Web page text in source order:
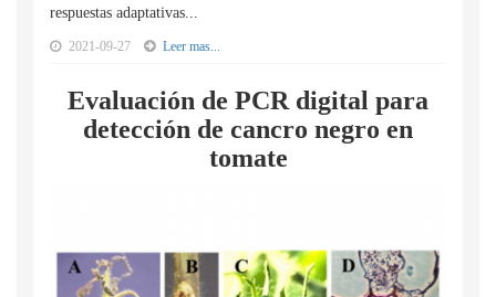
respuestas adaptativas...
2021-09-27 Leer mas...
Evaluación de PCR digital para
detección de cancro negro en
tomate